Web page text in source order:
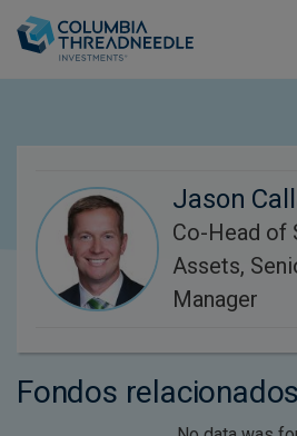
Jason
Co-Head of
Assets,
Manager
Fondos relacionados